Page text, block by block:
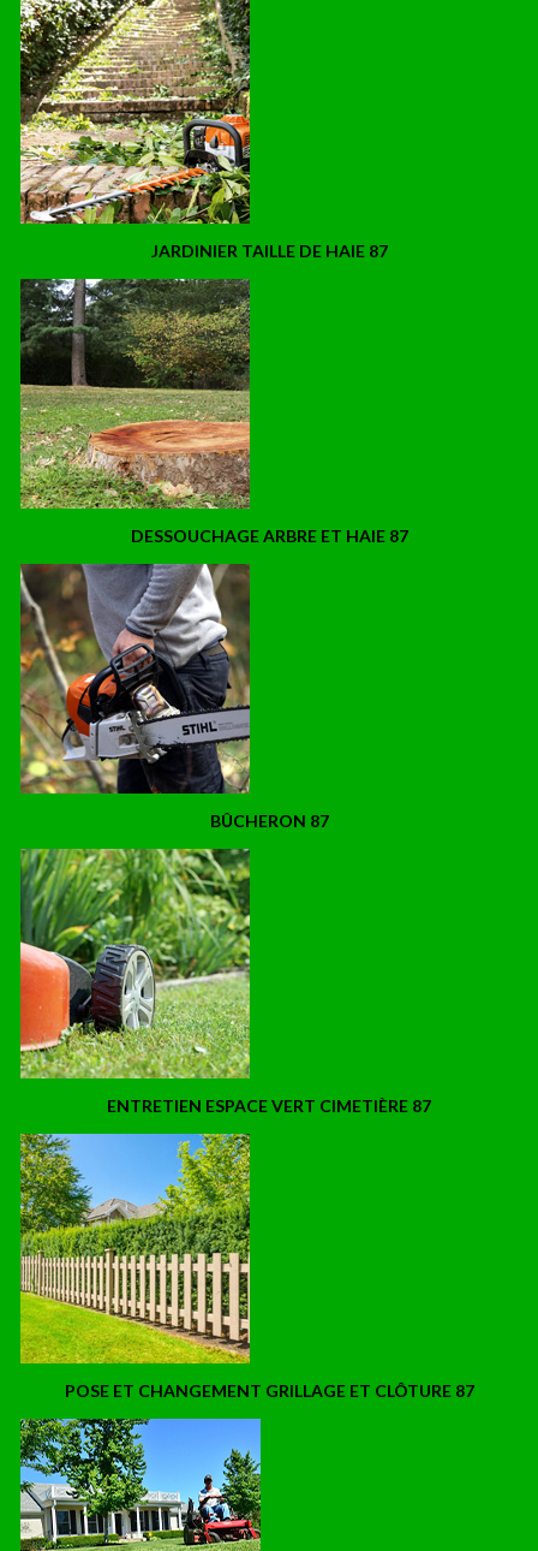
JARDINIER TAILLE DE HAIE 87
DESSOUCHAGE ARBRE ET HAIE 87
BÛCHERON 87
ENTRETIEN ESPACE VERT CIMETIÈRE 87
POSE ET CHANGEMENT GRILLAGE ET CLÔTURE 87